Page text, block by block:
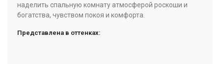
наделить спальную комнату атмосферой роскоши и
богатства, чувством покоя и комфорта.
Представлена в оттенках: